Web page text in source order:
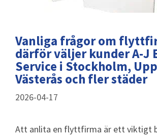
Vanliga frågor om
därför väljer kunder A-J
Service i Stockholm,
Västerås och fler städer
2026-04-17
Att anlita en flyttfirma är ett viktigt